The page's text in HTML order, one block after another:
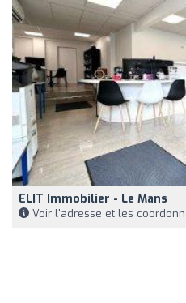
ELIT Immobilier - Le Mans
Voir l'adresse et les